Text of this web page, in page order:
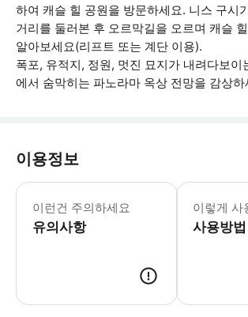
하여 캐슬 힐 공원을 방문하세요. 니스 구시
거리를 둘러본 후 오르막길을 오르며 캐슬
알아보세요(리프트 또는 계단 이용).
폭포, 유적지, 정원, 멋진 묘지가 내려다보이
에서 숨막히는 파노라마 옥상 전망을 감상하
이용정보
이런건 주의하세요
유의사항
- 샌들이나 야
이렇게 사
사용방법